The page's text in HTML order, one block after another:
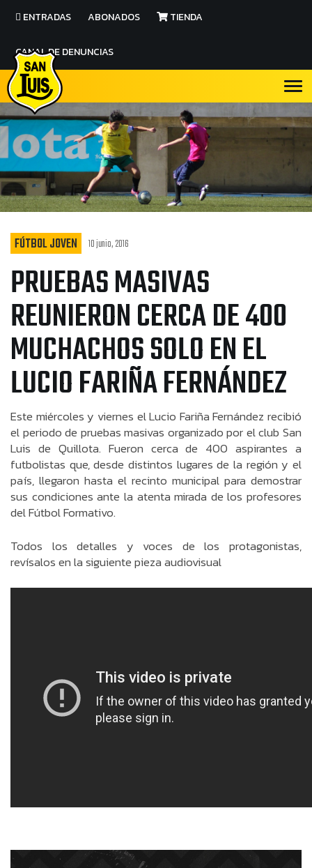
ENTRADAS ABONADOS TIENDA
CANAL DE DENUNCIAS
FÚTBOL JOVEN 10 junio, 2016
PRUEBAS MASIVAS
REUNIERON CERCA DE 400
MUCHACHOS SOLO EN EL
LUCIO FARIÑA FERNÁNDEZ
Este miércoles y viernes el Lucio Fariña Fernández recibió
el periodo de pruebas masivas organizado por el club San
Luis de Quillota. Fueron cerca de 400 aspirantes a
futbolistas que, desde distintos lugares de la región y el
país, llegaron hasta el recinto municipal para demostrar
sus condiciones ante la atenta mirada de los profesores
del Fútbol Formativo.
Todos los detalles y voces de los protagonistas,
revísalos en la siguiente pieza audiovisual